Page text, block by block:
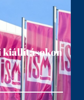
kiállításokon